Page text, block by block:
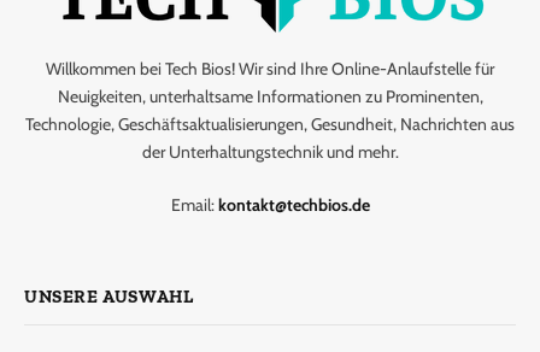
Willkommen bei Tech Bios! Wir sind Ihre Online-Anlaufstelle für
Neuigkeiten, unterhaltsame Informationen zu Prominenten,
Technologie, Geschäftsaktualisierungen, Gesundheit, Nachrichten aus
der Unterhaltungstechnik und mehr.
Email:kontakt@techbios.de
UNSERE AUSWAHL